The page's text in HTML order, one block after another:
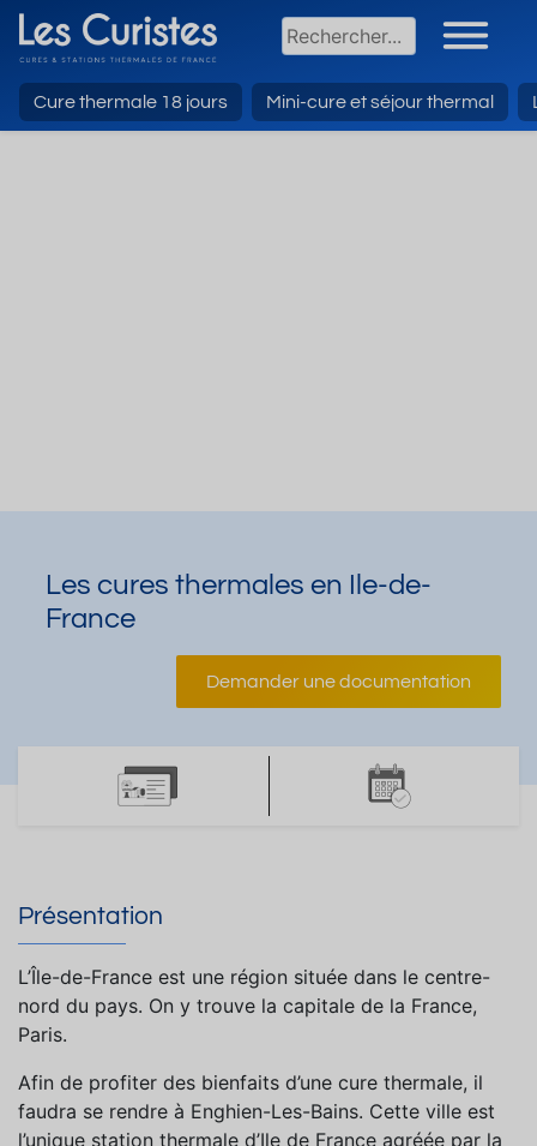
Cure thermale 18 jours Mini-cure et séjour thermal
Les cures thermales en Ile-de-
France
Demander une documentation
Présentation
L’Île-de-France est une région située dans le centre-
nord du pays. On y trouve la capitale de la France,
Paris.
Afin de profiter des bienfaits d’une cure thermale, il
faudra se rendre à Enghien-Les-Bains. Cette ville est
l’unique station thermale d’Ile de France agréée par la